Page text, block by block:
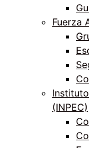
Fuerza
(INPEC)